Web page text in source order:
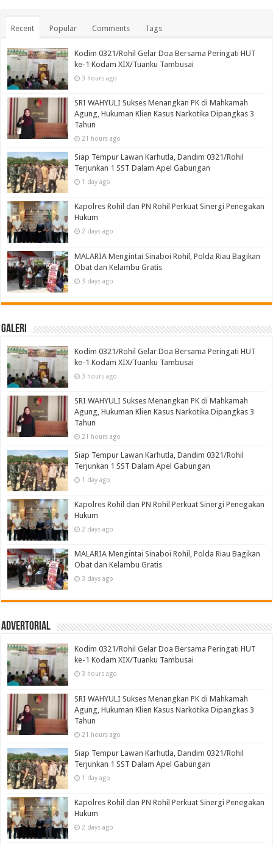
Recent Popular Comments Tags
Kodim 0321/Rohil Gelar Doa Bersama Peringati HUT
ke-1 Kodam XIX/Tuanku Tambusai
3 hours ago
SRI WAHYULI Sukses Menangkan PK di Mahkamah
Agung, Hukuman Klien Kasus Narkotika Dipangkas 3
Tahun
21 hours ago
Siap Tempur Lawan Karhutla, Dandim 0321/Rohil
Terjunkan 1 SST Dalam Apel Gabungan
1 day ago
Kapolres Rohil dan PN Rohil Perkuat Sinergi Penegakan
Hukum
2 days ago
MALARIA Mengintai Sinaboi Rohil, Polda Riau Bagikan
Obat dan Kelambu Gratis
3 days ago
Galeri
Kodim 0321/Rohil Gelar Doa Bersama Peringati HUT
ke-1 Kodam XIX/Tuanku Tambusai
3 hours ago
SRI WAHYULI Sukses Menangkan PK di Mahkamah
Agung, Hukuman Klien Kasus Narkotika Dipangkas 3
Tahun
21 hours ago
Siap Tempur Lawan Karhutla, Dandim 0321/Rohil
Terjunkan 1 SST Dalam Apel Gabungan
1 day ago
Kapolres Rohil dan PN Rohil Perkuat Sinergi Penegakan
Hukum
2 days ago
MALARIA Mengintai Sinaboi Rohil, Polda Riau Bagikan
Obat dan Kelambu Gratis
3 days ago
Advertorial
Kodim 0321/Rohil Gelar Doa Bersama Peringati HUT
ke-1 Kodam XIX/Tuanku Tambusai
3 hours ago
SRI WAHYULI Sukses Menangkan PK di Mahkamah
Agung, Hukuman Klien Kasus Narkotika Dipangkas 3
Tahun
21 hours ago
Siap Tempur Lawan Karhutla, Dandim 0321/Rohil
Terjunkan 1 SST Dalam Apel Gabungan
1 day ago
Kapolres Rohil dan PN Rohil Perkuat Sinergi Penegakan
Hukum
2 days ago